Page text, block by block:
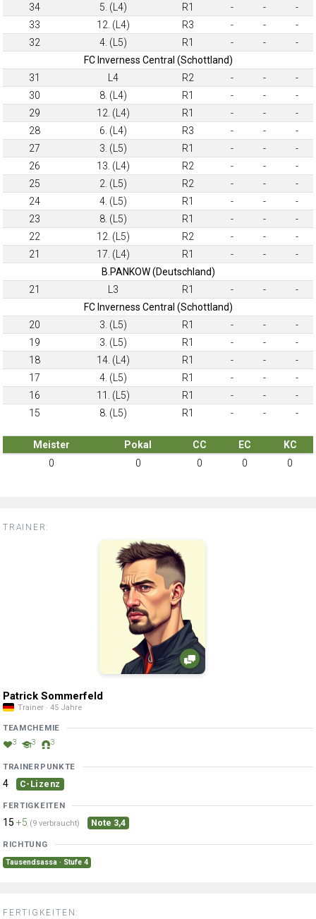
34
5. (L4) R1 - -
-
33
12. (L4) R3 - -
-
32
4. (L5) R1 - -
-
FC Inverness Central (Schottland)
31
L4 R2 - -
-
30
8. (L4) R1 - -
-
29
12. (L4) R1 - -
-
28
6. (L4) R3 - -
-
27
3. (L5) R1 - -
-
26
13. (L4) R2 - -
-
25
2. (L5) R2 - -
-
24
4. (L5) R1 - -
-
23
8. (L5) R1 - -
-
22
12. (L5) R2 - -
-
21
17. (L4) R1 - -
-
B.PANKOW (Deutschland)
21
L3 R1 - -
-
FC Inverness Central (Schottland)
20
3. (L5) R1 - -
-
19
3. (L5) R1 - -
-
18
14. (L4) R1 - -
-
17
4. (L5) R1 - -
-
16
11. (L5) R1 - -
-
15
8. (L5) R1 - - -
Meister Pokal CC EC
KC
0
0 0 0 0
TRAINER:
Patrick Sommerfeld
Trainer · 45 Jahre
TEAMCHEMIE
3 3 3
TRAINERPUNKTE
4 C-Lizenz
FERTIGKEITEN
15 +5 (9 verbraucht) Note 3,4
RICHTUNG
Tausendsassa · Stufe 4
FERTIGKEITEN: